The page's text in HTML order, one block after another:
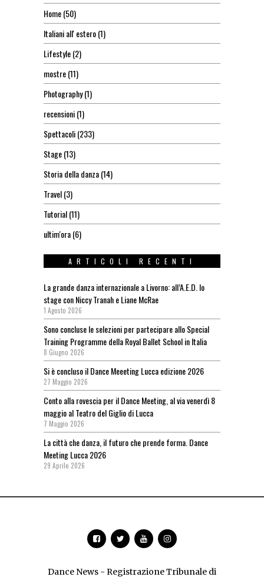
Home(50)
Italiani all' estero(1)
Lifestyle(2)
mostre(11)
Photography(1)
recensioni(1)
Spettacoli(233)
Stage(13)
Storia della danza(14)
Travel(3)
Tutorial(11)
ultim'ora(6)
ARTICOLI RECENTI
La grande danza internazionale a Livorno: all’A.E.D. lo
stage con Niccy Tranah e Liane McRae
1 Agosto 2026
Sono concluse le selezioni per partecipare allo Special
Training Programme della Royal Ballet School in Italia
8 Giugno 2026
Si è concluso il Dance Meeeting Lucca edizione 2026
27 Maggio 2026
Conto alla rovescia per il Dance Meeting, al via venerdì 8
maggio al Teatro del Giglio di Lucca
7 Maggio 2026
La città che danza, il futuro che prende forma. Dance
Meeting Lucca 2026
29 Aprile 2026
Dance News - Registrazione Tribunale di